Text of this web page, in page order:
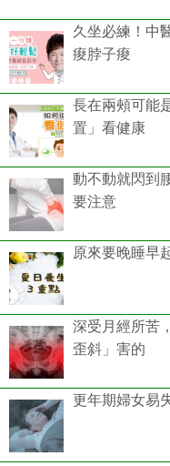
久坐必練！中
痠脖子痠
長在兩頰可能
置」看健康
動不動就閃到
要注意
原來要晚睡早
深受月經所苦
歪斜」害的
更年期婦女易